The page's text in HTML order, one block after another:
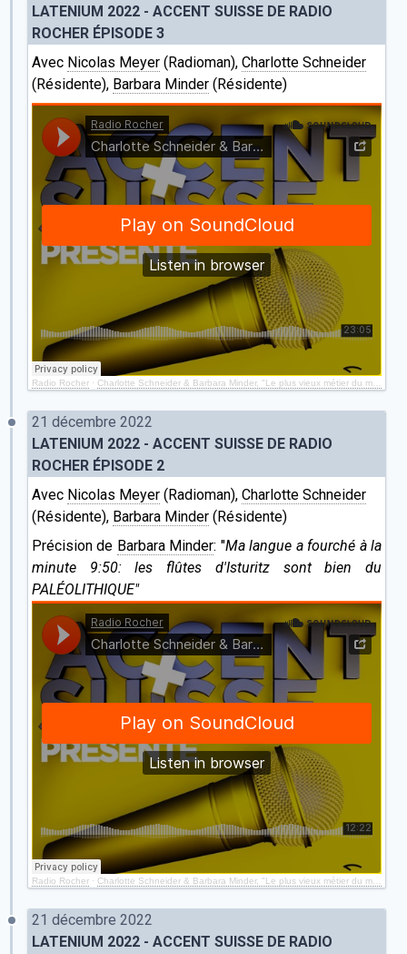
LATENIUM 2022 - ACCENT SUISSE DE RADIO
ROCHER ÉPISODE 3
Avec Nicolas Meyer (Radioman), Charlotte Schneider
(Résidente), Barbara Minder (Résidente)
Radio Rocher · Charlotte Schneider & Barbara Minder, "Le plus vieux métier du monde" (Episode 3)
21 décembre 2022
LATENIUM 2022 - ACCENT SUISSE DE RADIO
ROCHER ÉPISODE 2
Avec Nicolas Meyer (Radioman), Charlotte Schneider
(Résidente), Barbara Minder (Résidente)
Précision de Barbara Minder: "Ma langue a fourché à la
minute 9:50: les flûtes d'Isturitz sont bien du
PALÉOLITHIQUE"
Radio Rocher · Charlotte Schneider & Barbara Minder, "Le plus vieux métier du monde" (Episode 2)
21 décembre 2022
LATENIUM 2022 - ACCENT SUISSE DE RADIO